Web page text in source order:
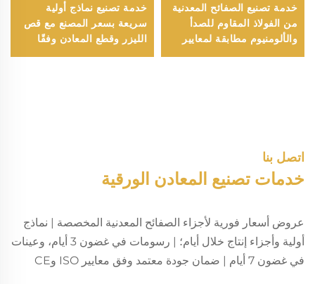
خدمة تصنيع الصفائح المعدنية
من الفولاذ المقاوم للصدأ
والألومنيوم مطابقة لمعايير
ISO 9001 - معالجة الصفائح
خدمة تصنيع نماذج أولية
سريعة بسعر المصنع مع قص
الليزر وقطع المعادن وفقًا
لمعيار ISO 9001، أجزاء ختم
اتصل بنا
خدمات تصنيع المعادن الورقية
عروض أسعار فورية لأجزاء الصفائح المعدنية المخصصة | نماذج
أولية وأجزاء إنتاج خلال أيام؛ | رسومات في غضون 3 أيام، وعينات
في غضون 7 أيام | ضمان جودة معتمد وفق معايير ISO وCE